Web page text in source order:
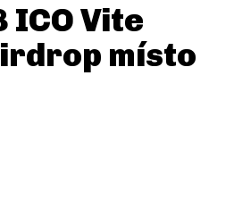
ICO Vite
místo